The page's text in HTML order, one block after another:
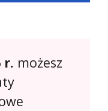
r. możesz